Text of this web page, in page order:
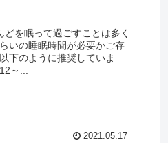
を眠って過ごすことは多く
いの睡眠時間が必要かご存
下のように推奨していま
～...
2021.05.17